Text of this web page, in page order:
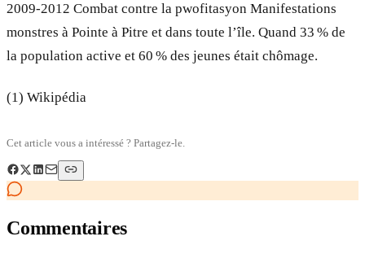
2009-2012 Combat contre la pwofitasyon Manifestations
monstres à Pointe à Pitre et dans toute l’île. Quand 33 % de
la population active et 60 % des jeunes était chômage.
(1) Wikipédia
Cet article vous a intéressé ? Partagez-le.
Commentaires